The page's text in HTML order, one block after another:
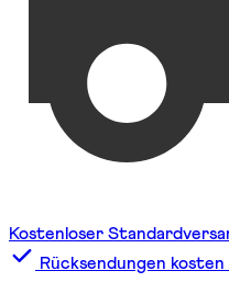
Kostenloser
Rücksendungen